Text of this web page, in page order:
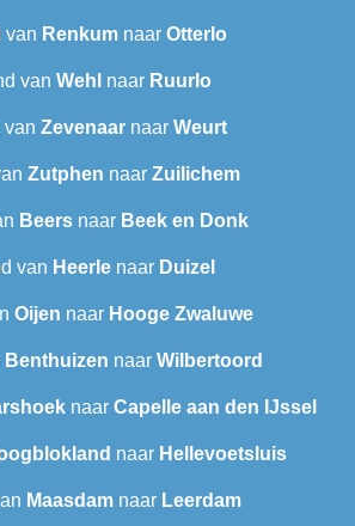
van Renkumnaar Otterlo
van Wehl naar Ruurlo
van Zevenaar naar Weurt
Zutphen naar Zuilichem
Beers naar Beek en Donk
van Heerle naar Duizel
Oijen naar Hooge Zwaluwe
Benthuizen naar Wilbertoord
naar Capelle aan den IJssel
naar Hellevoetsluis
Maasdam naar Leerdam